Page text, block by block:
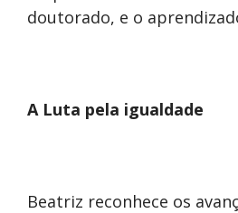
doutorado, e o
A Luta pela igualdade
Beatriz reconhece os